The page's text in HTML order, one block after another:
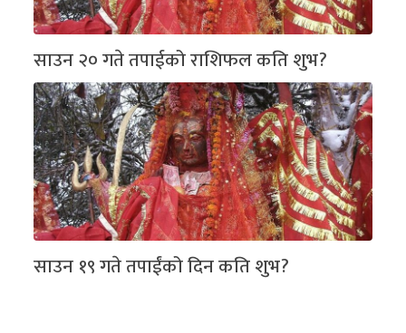
साउन २० गते तपाईको राशिफल कति शुभ?
साउन १९ गते तपाईंको दिन कति शुभ?